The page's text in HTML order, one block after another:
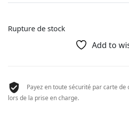
Rupture de stock
Add to
Payez en toute sécurité par carte de
lors de la prise en charge.